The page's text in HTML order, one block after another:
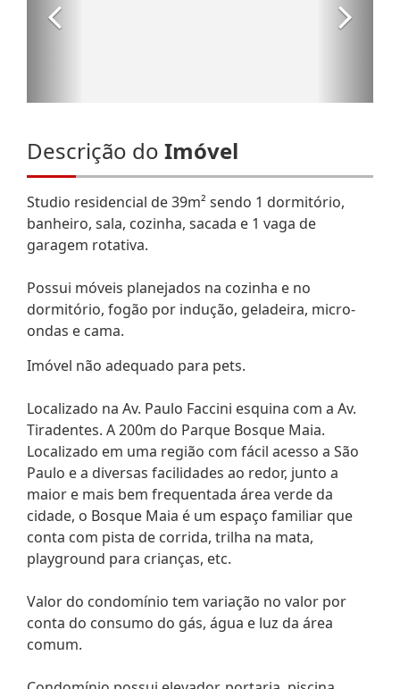
Descrição do Imóvel
Studio residencial de 39m² sendo 1 dormitório,
banheiro, sala, cozinha, sacada e 1 vaga de
garagem rotativa.
Possui móveis planejados na cozinha e no
dormitório, fogão por indução, geladeira, micro-
ondas e cama.
Imóvel não adequado para pets.
Localizado na Av. Paulo Faccini esquina com a Av.
Tiradentes. A 200m do Parque Bosque Maia.
Localizado em uma região com fácil acesso a São
Paulo e a diversas facilidades ao redor, junto a
maior e mais bem frequentada área verde da
cidade, o Bosque Maia é um espaço familiar que
conta com pista de corrida, trilha na mata,
playground para crianças, etc.
Valor do condomínio tem variação no valor por
conta do consumo do gás, água e luz da área
comum.